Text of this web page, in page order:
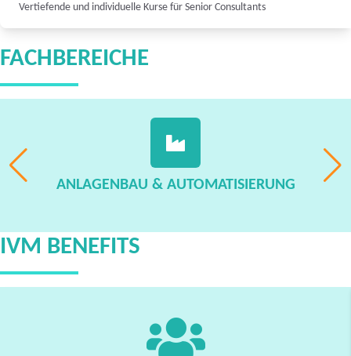
Vertiefende und individuelle Kurse für Senior Consultants
FACHBEREICHE
ANLAGENBAU & AUTOMATISIERUNG
IVM BENEFITS